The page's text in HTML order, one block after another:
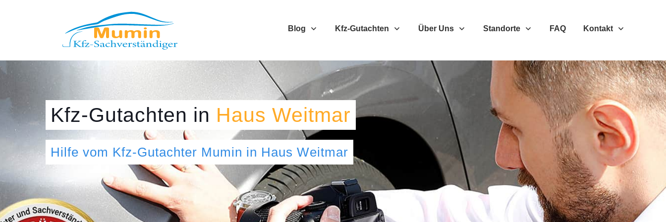
Blog Kfz-Gutachten Über Uns Standorte FAQ Kontakt
Kfz-Gutachten in Haus Weitmar
Hilfe vom Kfz-Gutachter Mumin in Haus Weitmar